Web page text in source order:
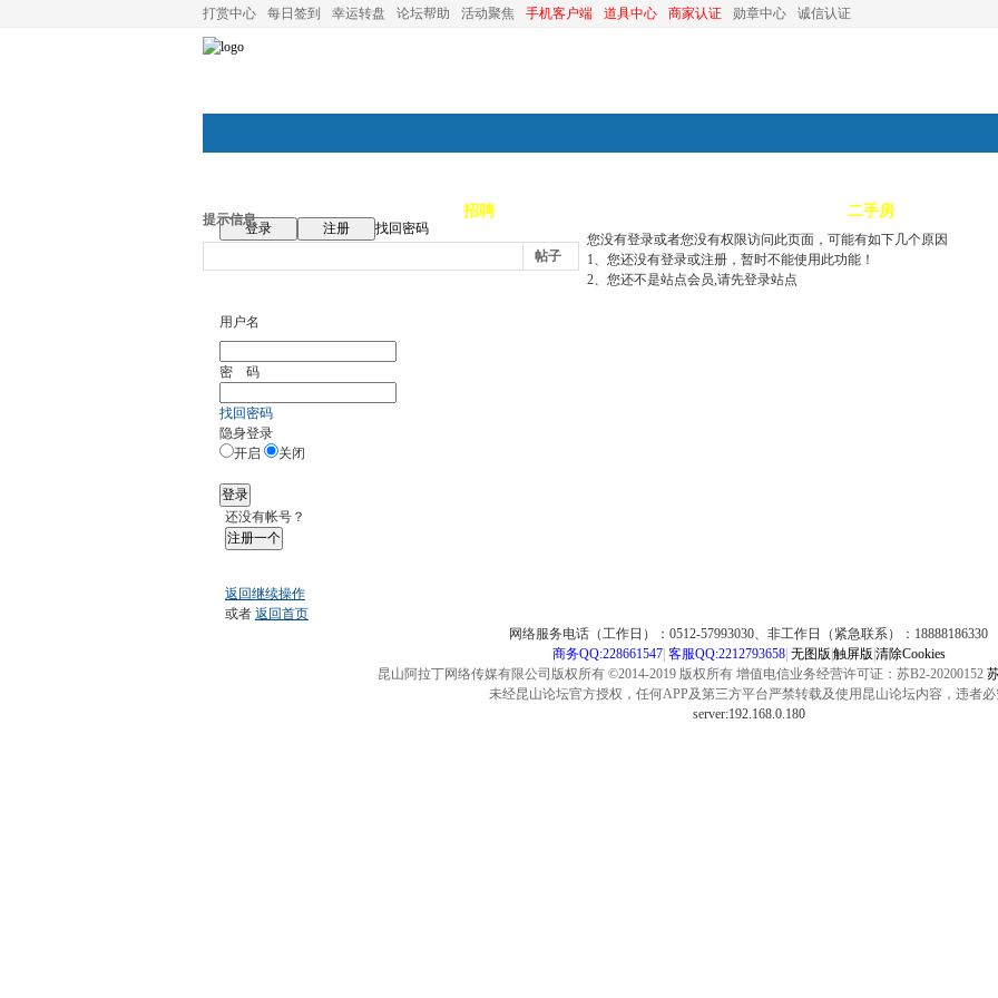
打赏中心 每日签到 幸运转盘 论坛帮助 活动聚焦 手机客户端 道具中心 商家认证 勋章中心 诚信认证
论坛首页 招聘 二手房
登录 注册
找回密码
帖子
提示信息
您没有登录或者您没有权限访问此页面，可能有如下几个原因
1、您还没有登录或注册，暂时不能使用此功能！
2、您还不是站点会员,请先登录站点
用户名
密 码
找回密码
隐身登录
开启
关闭
登录
还没有帐号？
注册一个
返回继续操作
或者 返回首页
网络服务电话（工作日）：0512-57993030、非工作日（紧急联系）：18888186330
商务QQ:228661547| 客服QQ:2212793658| 无图版 触屏版 清除Cookies
昆山阿拉丁网络传媒有限公司版权所有 ©2014-2019 版权所有 增值电信业务经营许可证：苏B2-20200152
未经昆山论坛官方授权，任何APP及第三方平台严禁转载及使用昆山论坛内容，违者必
server:192.168.0.180